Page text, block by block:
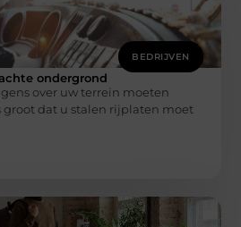
BEDRIJVEN
ondergrond
over uw terrein moeten
groot dat u stalen rijplaten moet